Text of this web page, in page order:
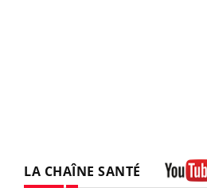
LA CHAÎNE SANTÉ